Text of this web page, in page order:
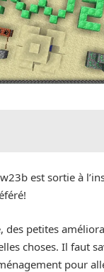
est sortie à
des petites
choses. Il faut
pour